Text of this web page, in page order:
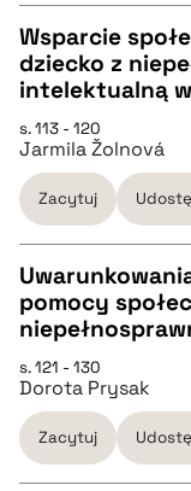
BIBTEX
pobierz cytat
CZYSTY TEKST
pobierz cytat
BIBTEX
pobierz cytat
Wsparcie
dziecko z
intelektualną
s. 113 - 120
Jarmila Žolnová
Zacytuj
CZYSTY TEKST
pobierz cytat
BIBTEX
pomocy
s. 121 - 130
Dorota Prysak
Zacytuj